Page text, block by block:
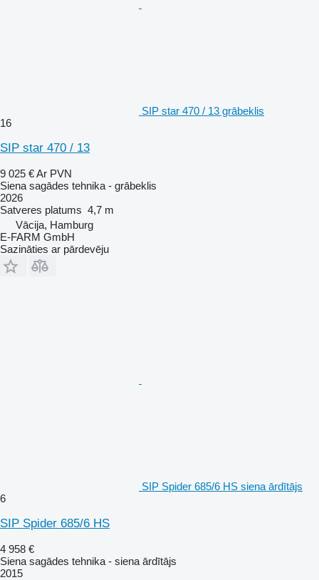
SIP star 470 / 13 grābeklis
16
SIP star 470 / 13
9 025 €Ar PVN
Siena sagādes tehnika - grābeklis
2026
Satveres platums 4,7 m
Vācija, Hamburg
E-FARM GmbH
Sazināties ar pārdevēju
SIP Spider 685/6 HS siena ārdītājs
6
SIP Spider 685/6 HS
4 958 €
Siena sagādes tehnika - siena ārdītājs
2015